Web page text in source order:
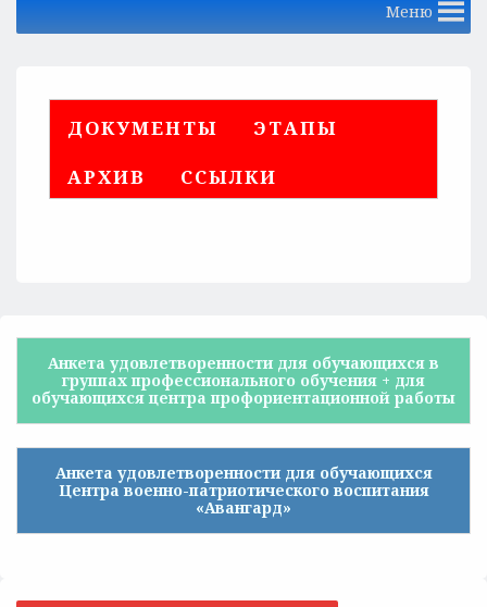
Меню
ДОКУМЕНТЫ
ЭТАПЫ
АРХИВ
ССЫЛКИ
Анкета удовлетворенности для обучающихся в
группах профессионального обучения + для
обучающихся центра профориентационной работы
Анкета удовлетворенности для обучающихся
Центра военно-патриотического воспитания
«Авангард»